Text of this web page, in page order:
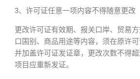
3、许可证任意一项内容不得随意更改
更改许可证有效期、报关口岸、贸易
口国别、商品用途等内容，须在原许可
并加盖许可证发证章，更改次数不得
项目应重新发证。